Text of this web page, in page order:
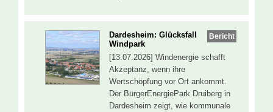
Bericht
Dardesheim: Glücksfall
Windpark
[13.07.2026] Windenergie schafft
Akzeptanz, wenn ihre
Wertschöpfung vor Ort ankommt.
Der BürgerEnergiePark Druiberg in
Dardesheim zeigt, wie kommunale